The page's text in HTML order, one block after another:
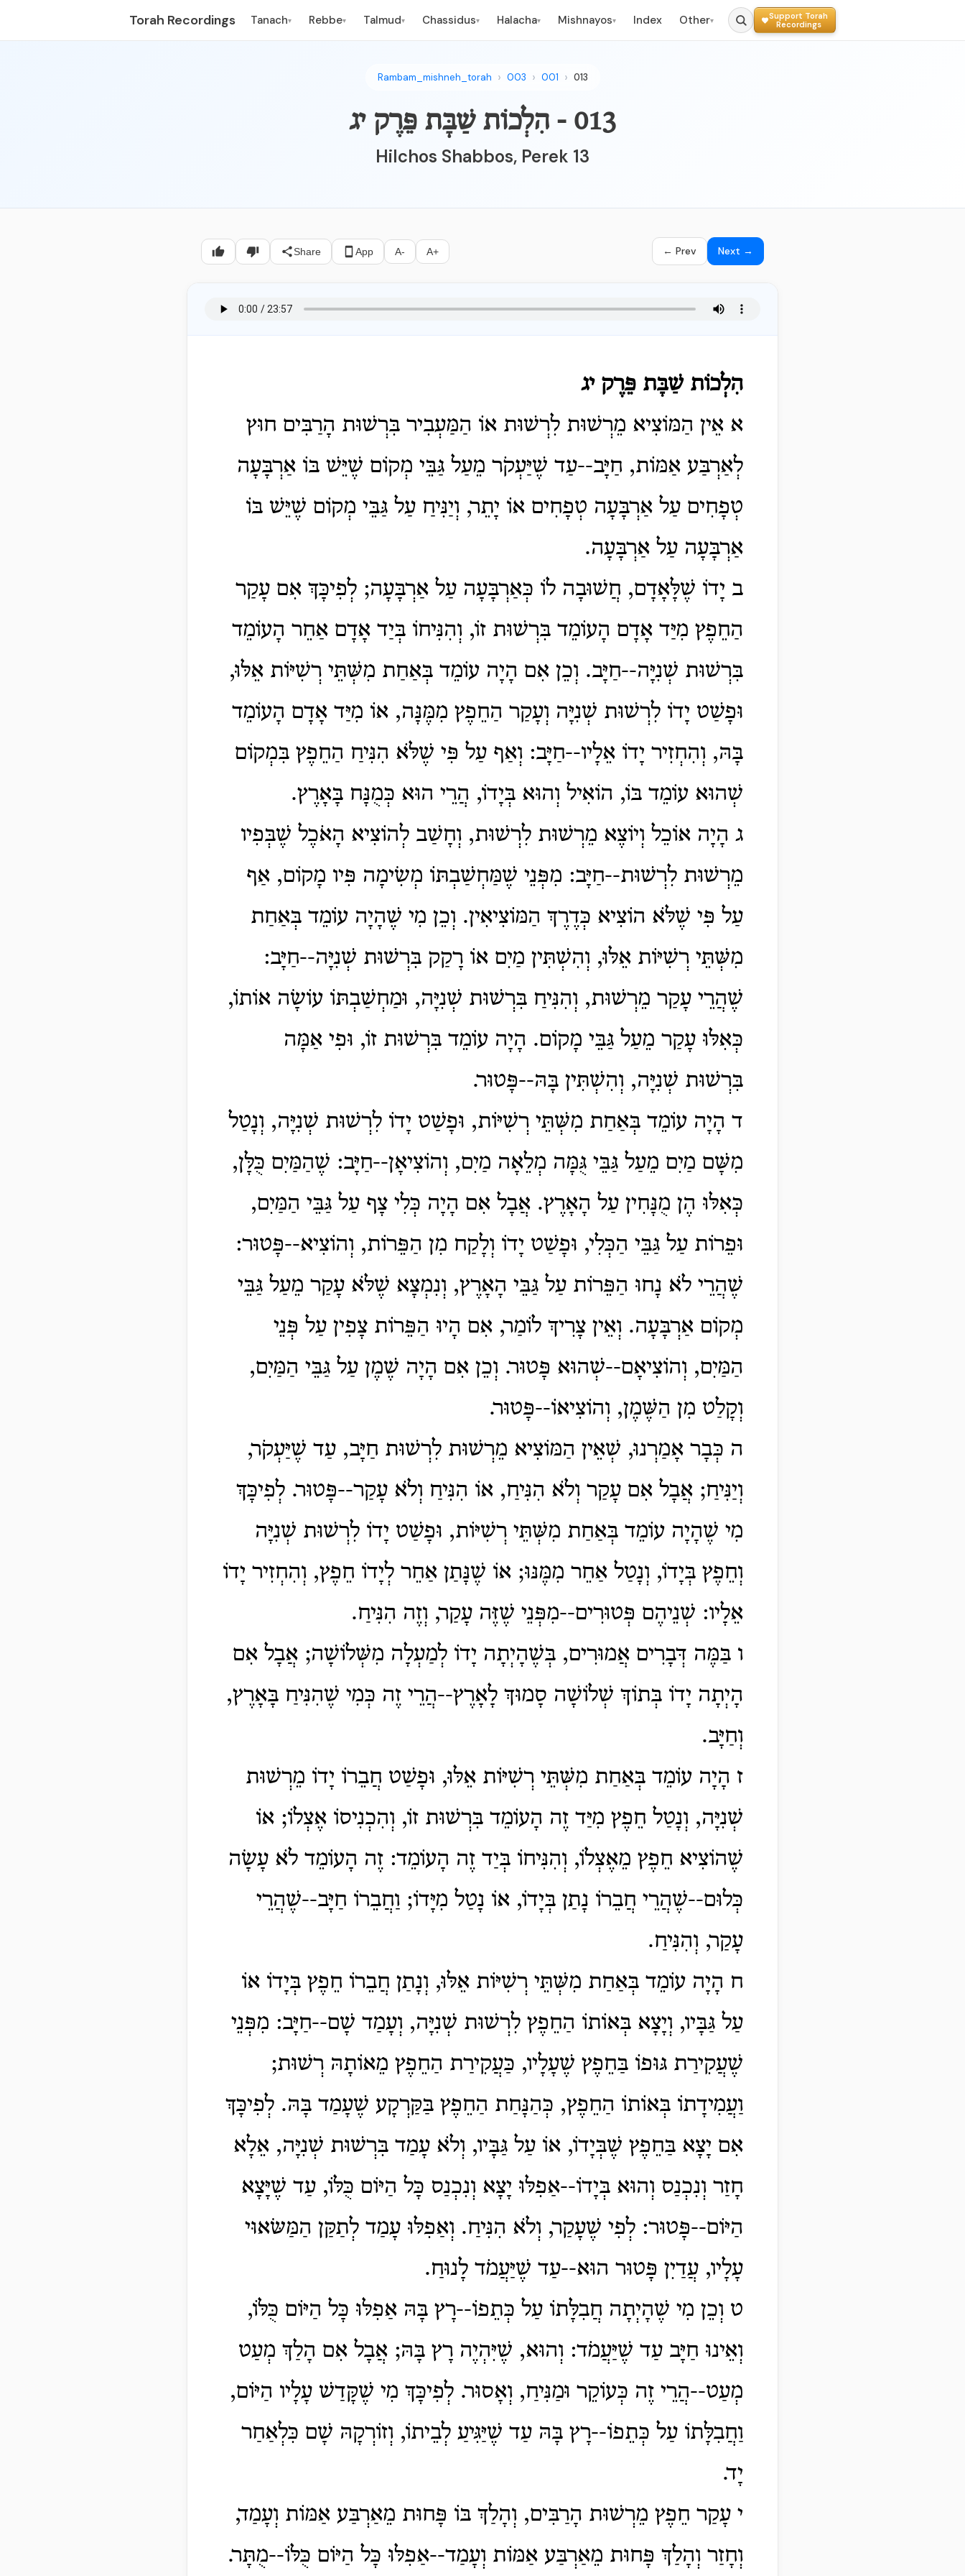
Torah Recordings Tanach▾ Rebbe▾ Talmud▾ Chassidus▾ Halacha▾ Mishnayos▾ Index Other▾
Support Torah
Recordings
Rambam_mishneh_torah 003 001 013
013 - הִלְכוֹת שַׁבָּת פֵּרֶק יג
Hilchos Shabbos, Perek 13
Share App A- A+ ← Prev Next →
הִלְכוֹת שַׁבָּת פֵּרֶק יג
א אֵין הַמּוֹצִיא מֵרְשׁוּת לִרְשׁוּת אוֹ הַמַּעְבִיר בִּרְשׁוּת הָרַבִּים חוּץ
לְאַרְבַּע אַמּוֹת, חַיָּב--עַד שֶׁיַּעְקֹר מֵעַל גַּבֵּי מְקוֹם שֶׁיֵּשׁ בּוֹ אַרְבָּעָה
טְפָחִים עַל אַרְבָּעָה טְפָחִים אוֹ יָתֵר, וְיַנִּיחַ עַל גַּבֵּי מְקוֹם שֶׁיֵּשׁ בּוֹ
אַרְבָּעָה עַל אַרְבָּעָה.
ב יָדוֹ שֶׁלָּאָדָם, חֲשׁוּבָה לוֹ כְּאַרְבָּעָה עַל אַרְבָּעָה; לְפִיכָּךְ אִם עָקַר
הַחֵפֶץ מִיַּד אָדָם הָעוֹמֵד בִּרְשׁוּת זוֹ, וְהִנִּיחוֹ בְּיַד אָדָם אַחֵר הָעוֹמֵד
בִּרְשׁוּת שְׁנִיָּה--חַיָּב. וְכֵן אִם הָיָה עוֹמֵד בְּאַחַת מִשְּׁתֵּי רְשִׁיּוֹת אֵלּוּ,
וּפָשַׁט יָדוֹ לִרְשׁוּת שְׁנִיָּה וְעָקַר הַחֵפֶץ מִמֶּנָּה, אוֹ מִיַּד אָדָם הָעוֹמֵד
בָּהּ, וְהִחְזִיר יָדוֹ אֵלָיו--חַיָּב: וְאַף עַל פִּי שֶׁלֹּא הִנִּיחַ הַחֵפֶץ בִּמְקוֹם
שְׁהוּא עוֹמֵד בּוֹ, הוֹאִיל וְהוּא בְּיָדוֹ, הֲרֵי הוּא כְּמֻנָּח בָּאָרֶץ.
ג הָיָה אוֹכֵל וְיוֹצֶא מֵרְשׁוּת לִרְשׁוּת, וְחָשַׁב לְהוֹצִיא הָאֹכֶל שֶׁבְּפִיו
מֵרְשׁוּת לִרְשׁוּת--חַיָּב: מִפְּנֵי שֶׁמַּחְשַׁבְתּוֹ מְשִׂימָה פִּיו מָקוֹם, אַף
עַל פִּי שֶׁלֹּא הוֹצִיא כְּדֶרֶךְ הַמּוֹצִיאִין. וְכֵן מִי שֶׁהָיָה עוֹמֵד בְּאַחַת
מִשְּׁתֵּי רְשִׁיּוֹת אֵלּוּ, וְהִשְׁתִּין מַיִם אוֹ רָקַק בִּרְשׁוּת שְׁנִיָּה--חַיָּב:
שֶׁהֲרֵי עָקַר מֵרְשׁוּת, וְהִנִּיחַ בִּרְשׁוּת שְׁנִיָּה, וּמַחְשַׁבְתּוֹ עוֹשָׂה אוֹתוֹ,
כְּאִלּוּ עָקַר מֵעַל גַּבֵּי מָקוֹם. הָיָה עוֹמֵד בִּרְשׁוּת זוֹ, וּפִי אַמָּה
בִּרְשׁוּת שְׁנִיָּה, וְהִשְׁתִּין בָּהּ--פָּטוּר.
ד הָיָה עוֹמֵד בְּאַחַת מִשְּׁתֵּי רְשִׁיּוֹת, וּפָשַׁט יָדוֹ לִרְשׁוּת שְׁנִיָּה, וְנָטַל
מִשָּׁם מַיִם מֵעַל גַּבֵּי גֻּמָּה מְלֵאָה מַיִם, וְהוֹצִיאָן--חַיָּב: שֶׁהַמַּיִם כֻּלָּן,
כְּאִלּוּ הֶן מֻנָּחִין עַל הָאָרֶץ. אֲבָל אִם הָיָה כְּלִי צָף עַל גַּבֵּי הַמַּיִם,
וּפֵרוֹת עַל גַּבֵּי הַכְּלִי, וּפָשַׁט יָדוֹ וְלָקַח מִן הַפֵּרוֹת, וְהוֹצִיא--פָּטוּר:
שֶׁהֲרֵי לֹא נָחוּ הַפֵּרוֹת עַל גַּבֵּי הָאָרֶץ, וְנִמְצָא שֶׁלֹּא עָקַר מֵעַל גַּבֵּי
מְקוֹם אַרְבָּעָה. וְאֵין צָרִיךְ לוֹמַר, אִם הָיוּ הַפֵּרוֹת צָפִין עַל פְּנֵי
הַמַּיִם, וְהוֹצִיאָם--שְׁהוּא פָּטוּר. וְכֵן אִם הָיָה שֶׁמֶן עַל גַּבֵּי הַמַּיִם,
וְקָלַט מִן הַשֶּׁמֶן, וְהוֹצִיאוֹ--פָּטוּר.
ה כְּבָר אָמַרְנוּ, שְׁאֵין הַמּוֹצִיא מֵרְשׁוּת לִרְשׁוּת חַיָּב, עַד שֶׁיַּעְקֹר,
וְיַנִּיחַ; אֲבָל אִם עָקַר וְלֹא הִנִּיחַ, אוֹ הִנִּיחַ וְלֹא עָקַר--פָּטוּר. לְפִיכָּךְ
מִי שֶׁהָיָה עוֹמֵד בְּאַחַת מִשְּׁתֵּי רְשִׁיּוֹת, וּפָשַׁט יָדוֹ לִרְשׁוּת שְׁנִיָּה
וְחֵפֶץ בְּיָדוֹ, וְנָטַל אַחֵר מִמֶּנּוּ; אוֹ שֶׁנָּתַן אַחֵר לְיָדוֹ חֵפֶץ, וְהִחְזִיר יָדוֹ
אֵלָיו: שְׁנֵיהֶם פְּטוּרִים--מִפְּנֵי שֶׁזֶּה עָקַר, וְזֶה הִנִּיחַ.
ו בַּמֶּה דְּבָרִים אֲמוּרִים, בְּשֶׁהָיְתָה יָדוֹ לְמַעְלָה מִשְּׁלוֹשָׁה; אֲבָל אִם
הָיְתָה יָדוֹ בְּתוֹךְ שְׁלוֹשָׁה סָמוּךְ לָאָרֶץ--הֲרֵי זֶה כְּמִי שֶׁהִנִּיחַ בָּאָרֶץ,
וְחַיָּב.
ז הָיָה עוֹמֵד בְּאַחַת מִשְּׁתֵּי רְשִׁיּוֹת אֵלּוּ, וּפָשַׁט חֲבֵרוֹ יָדוֹ מֵרְשׁוּת
שְׁנִיָּה, וְנָטַל חֵפֶץ מִיַּד זֶה הָעוֹמֵד בִּרְשׁוּת זוֹ, וְהִכְנִיסוֹ אֶצְלוֹ; אוֹ
שֶׁהוֹצִיא חֵפֶץ מֵאֶצְלוֹ, וְהִנִּיחוֹ בְּיַד זֶה הָעוֹמֵד: זֶה הָעוֹמֵד לֹא עָשָׂה
כְּלוּם--שֶׁהֲרֵי חֲבֵרוֹ נָתַן בְּיָדוֹ, אוֹ נָטַל מִיָּדוֹ; וַחֲבֵרוֹ חַיָּב--שֶׁהֲרֵי
עָקַר, וְהִנִּיחַ.
ח הָיָה עוֹמֵד בְּאַחַת מִשְּׁתֵּי רְשִׁיּוֹת אֵלּוּ, וְנָתַן חֲבֵרוֹ חֵפֶץ בְּיָדוֹ אוֹ
עַל גַּבָּיו, וְיָצָא בְּאוֹתוֹ הַחֵפֶץ לִרְשׁוּת שְׁנִיָּה, וְעָמַד שָׁם--חַיָּב: מִפְּנֵי
שֶׁעֲקִירַת גּוּפוֹ בַּחֵפֶץ שֶׁעָלָיו, כַּעֲקִירַת הַחֵפֶץ מֵאוֹתָהּ רְשׁוּת;
וַעֲמִידָתוֹ בְּאוֹתוֹ הַחֵפֶץ, כְּהַנָּחַת הַחֵפֶץ בַּקַּרְקָע שֶׁעָמַד בָּהּ. לְפִיכָּךְ
אִם יָצָא בַּחֵפֶץ שֶׁבְּיָדוֹ, אוֹ עַל גַּבָּיו, וְלֹא עָמַד בִּרְשׁוּת שְׁנִיָּה, אֵלָא
חָזַר וְנִכְנַס וְהוּא בְּיָדוֹ--אַפִלּוּ יָצָא וְנִכְנַס כָּל הַיּוֹם כֻּלּוֹ, עַד שֶׁיָּצָא
הַיּוֹם--פָּטוּר: לְפִי שֶׁעָקַר, וְלֹא הִנִּיחַ. וְאַפִלּוּ עָמַד לְתַקַּן הַמַּשּׂאוּי
עָלָיו, עֲדַיִן פָּטוּר הוּא--עַד שֶׁיַּעֲמֹד לָנוּחַ.
ט וְכֵן מִי שֶׁהָיְתָה חֲבִלָּתוֹ עַל כְּתֵפוֹ--רָץ בָּהּ אַפִלּוּ כָּל הַיּוֹם כֻּלּוֹ,
וְאֵינוּ חַיָּב עַד שֶׁיַּעֲמֹד: וְהוּא, שֶׁיִּהְיֶה רָץ בָּהּ; אֲבָל אִם הָלַךְ מְעַט
מְעַט--הֲרֵי זֶה כְּעוֹקֵר וּמַנִּיחַ, וְאָסוּר. לְפִיכָּךְ מִי שֶׁקָּדַשׁ עָלָיו הַיּוֹם,
וַחֲבִלָּתוֹ עַל כְּתֵפוֹ--רָץ בָּהּ עַד שֶׁיַּגִּיעַ לְבֵיתוֹ, וְזוֹרְקָהּ שָׁם כִּלְאַחַר
יָד.
י עָקַר חֵפֶץ מֵרְשׁוּת הָרַבִּים, וְהָלַךְ בּוֹ פָּחוּת מֵאַרְבַּע אַמּוֹת וְעָמַד,
וְחָזַר וְהָלַךְ פָּחוּת מֵאַרְבַּע אַמּוֹת וְעָמַד--אַפִלּוּ כָּל הַיּוֹם כֻּלּוֹ--מֻתָּר.